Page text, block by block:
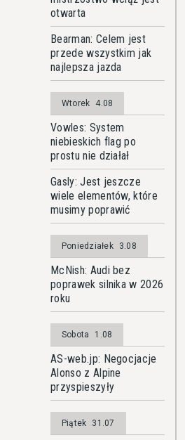
otwarta
Bearman: Celem jest
przede wszystkim jak
najlepsza jazda
Wtorek 4.08
Vowles: System
niebieskich flag po
prostu nie działał
Gasly: Jest jeszcze
wiele elementów, które
musimy poprawić
Poniedziałek 3.08
McNish: Audi bez
poprawek silnika w 2026
roku
Sobota 1.08
AS-web.jp: Negocjacje
Alonso z Alpine
przyspieszyły
Piątek 31.07